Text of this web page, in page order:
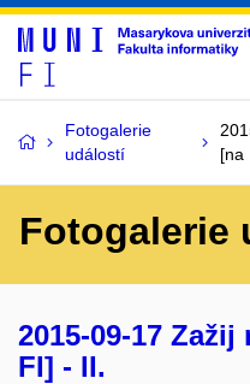
Fotogalerie
událostí
[na
Fotogalerie
2015-09-17
FI] - II.